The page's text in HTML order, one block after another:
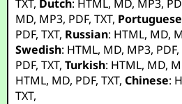
TXT, Dutch: HTML, MD, MP3,
MD, MP3, PDF,TXT, Portuguese
PDF,TXT, Russian: HTML, MD,
Swedish: HTML, MD, MP3, PDF,
PDF,TXT,Turkish: HTML, MD,
HTML, MD, PDF,TXT,Chinese:
TXT,